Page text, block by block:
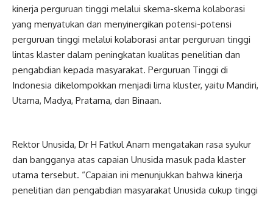
kinerja perguruan tinggi melalui skema-skema kolaborasi
yang menyatukan dan menyinergikan potensi-potensi
perguruan tinggi melalui kolaborasi antar perguruan tinggi
lintas klaster dalam peningkatan kualitas penelitian dan
pengabdian kepada masyarakat. Perguruan Tinggi di
Indonesia dikelompokkan menjadi lima kluster, yaitu Mandiri,
Utama, Madya, Pratama, dan Binaan.
Rektor Unusida, Dr H Fatkul Anam mengatakan rasa syukur
dan bangganya atas capaian Unusida masuk pada klaster
utama tersebut. “Capaian ini menunjukkan bahwa kinerja
penelitian dan pengabdian masyarakat Unusida cukup tinggi